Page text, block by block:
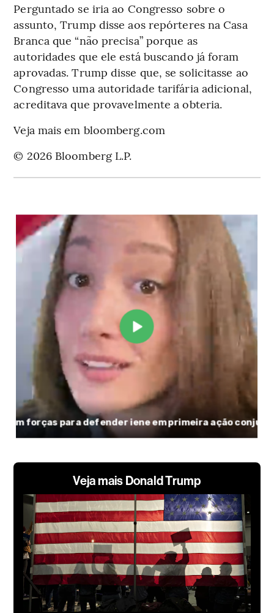
Perguntado se iria ao Congresso sobre o
assunto, Trump disse aos repórteres na Casa
Branca que “não precisa” porque as
autoridades que ele está buscando já foram
aprovadas. Trump disse que, se solicitasse ao
Congresso uma autoridade tarifária adicional,
acreditava que provavelmente a obteria.
Veja mais em bloomberg.com
© 2026 Bloomberg L.P.
Veja mais Donald Trump